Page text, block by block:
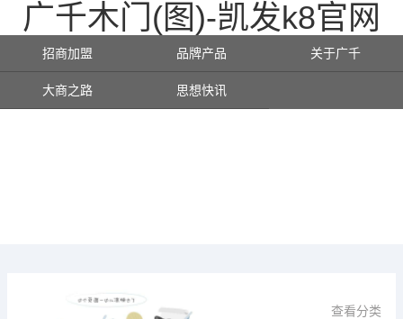
广千木门(图)-凯发k8官网
招商加盟 品牌产品 关于广千
大商之路 思想快讯
查看分类